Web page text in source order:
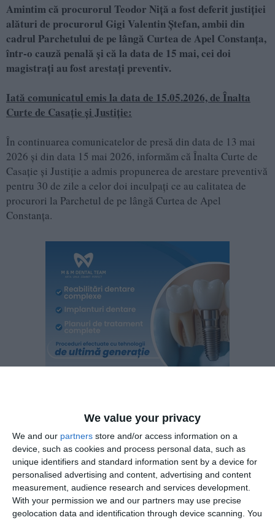
We value your privacy
We and our partners store and/or access information on a
device, such as cookies and process personal data, such as
unique identifiers and standard information sent by a device for
personalised advertising and content, advertising and content
measurement, audience research and services development.
With your permission we and our partners may use precise
geolocation data and identification through device scanning. You
Amintim că procurorul Teodor Niță a fost deferit justiției
alături de procurorul Gigi Valentin Ștefan, ambii din
cadrul Parchetului de pe lângă Curtea de Apel Constanța,
într-o cauză penală și că la data de 15 mai, cei doi
magistrați au fost arestați preventiv.
Iată comunicatul emis la data de 15.05.2026, de Înalta
Curte de Casație și Justiție:
În continuarea comunicatelor de presă din data de 13 mai
2026 și din data 15 mai 2026, informăm că Înalta Curte de
Casație și Justiție a admis propunerea de arestare preventivă
pentru 30 de zile a celor doi inculpați ce au calitatea de
procurori la Parchetul de pe lângă Curtea de Apel
Constanța.
În referatul cu propunere de arestare preventivă procurorul
de caz a reținut săvârșirea infracțiunilor de trafic de
influență și trafic de influență, în formă continuată (multiple
acte materiale) de către unul dintre inculpați și instigare la
abuz în serviciu pentru cel de-al doilea inculpat.